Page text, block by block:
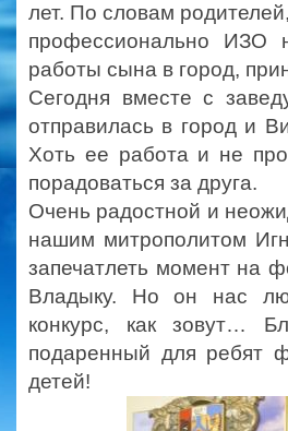
лет. По словам
профессионально ИЗО
работы сына в город,
Сегодня вместе с
отправилась в город и
Хоть ее работа и не
порадоваться за друга.
Очень радостной и
нашим митрополитом
запечатлеть момент на
Владыку. Но он нас
конкурс, как зовут…
подаренный для ребят
детей!